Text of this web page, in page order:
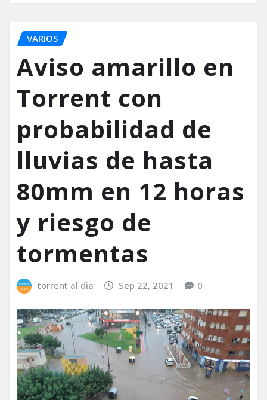
VARIOS
Aviso amarillo en
Torrent con
probabilidad de
lluvias de hasta
80mm en 12 horas
y riesgo de
tormentas
torrent al dia Sep 22, 2021 0